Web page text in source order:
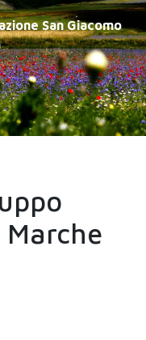
San Giacomo